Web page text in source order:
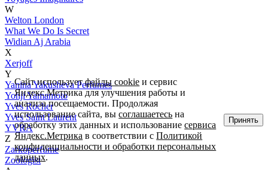
W
Welton London
What We Do Is Secret
Widian Aj Arabia
X
Xerjoff
Y
Yanina Yakusheva Perfumes
Yohji Yamamoto
Yves Rocher
Yves Saint Laurent
YVRA
Z
Zarkoperfume
Zoologist
Сайт используетфайлы cookie и сервис
Яндекс.Метрика для улучшения работы и
анализа посещаемости. Продолжая
использование сайта, высоглашаетесь на
обработку этих данных и использованиесервиса
Яндекс.Метрика в соответствии сПолитикой
конфиденциальности и обработки персональных
данных.
Принять